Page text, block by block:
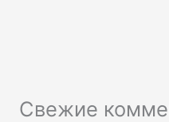
Свежие